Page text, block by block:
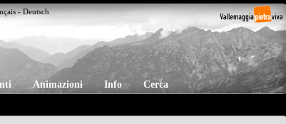
-Deutsch
Animazioni Info Cerca